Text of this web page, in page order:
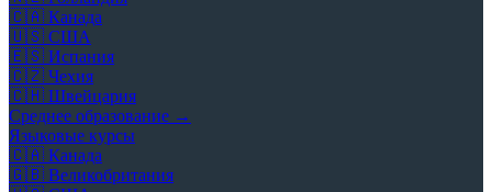
🇨🇦 Канада
🇺🇸 США
🇪🇸 Испания
🇨🇿 Чехия
🇨🇭 Швейцария
Среднее образование →
Языковые курсы
🇨🇦 Канада
🇬🇧 Великобритания